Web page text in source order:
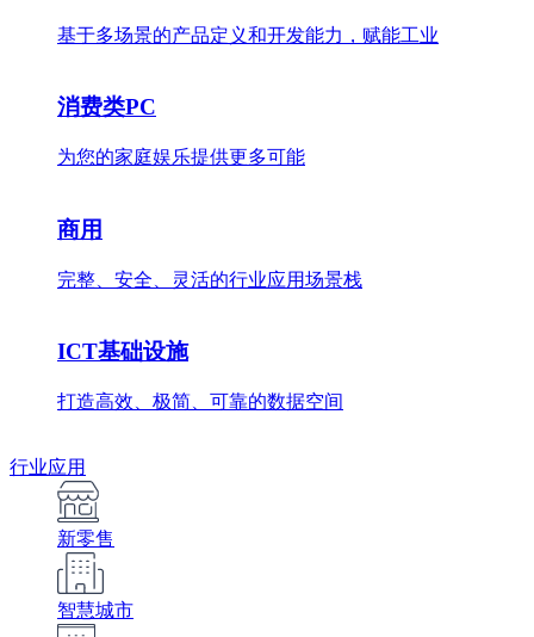
基于多场景的产品定义和开发能力，赋能工业
消费类PC
为您的家庭娱乐提供更多可能
商用
完整、安全、灵活的行业应用场景栈
ICT基础设施
打造高效、极简、可靠的数据空间
行业应用
新零售
智慧城市